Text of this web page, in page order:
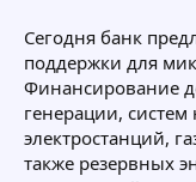
Сегодня банк
поддержки для
Финансирование
генерации,
электростанций,
также резервных